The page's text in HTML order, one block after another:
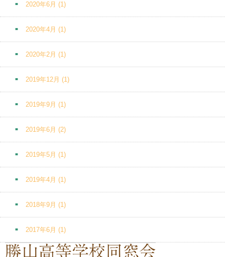
2020年6月 (1)
2020年4月 (1)
2020年2月 (1)
2019年12月 (1)
2019年9月 (1)
2019年6月 (2)
2019年5月 (1)
2019年4月 (1)
2018年9月 (1)
2017年6月 (1)